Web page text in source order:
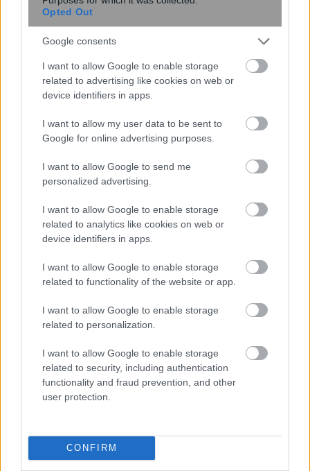
Opted Out
Google consents
I want to allow Google to enable storage
related to advertising like cookies on web or
device identifiers in apps.
I want to allow my user data to be sent to
Google for online advertising purposes.
I want to allow Google to send me
personalized advertising.
I want to allow Google to enable storage
related to analytics like cookies on web or
device identifiers in apps.
I want to allow Google to enable storage
related to functionality of the website or app.
I want to allow Google to enable storage
related to personalization.
I want to allow Google to enable storage
related to security, including authentication
functionality and fraud prevention, and other
user protection.
CONFIRM
περισσότερα
, 8 Αυγούστου 2026 || Τουρισμός
Νέα φθινοπωρινά και χειμερινά
vouchers για φθηνές διακοπές: Πότε
αρχίζουν οι αιτήσεις και ποιους θα
αφορά
13:39 , 7 Αυγούστου 2026